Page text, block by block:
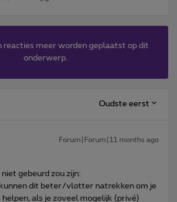
reacties meer worden geplaatst op dit
onderwerp.
Oudste eerst
Forum|Forum|11 months ago
gebeurd zou zijn:
dit beter/vlotter natrekken om je
als je zoveel mogelijk (privé)